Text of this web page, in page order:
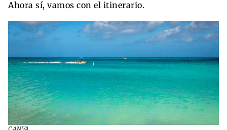
Ahora sí, vamos con el itinerario.